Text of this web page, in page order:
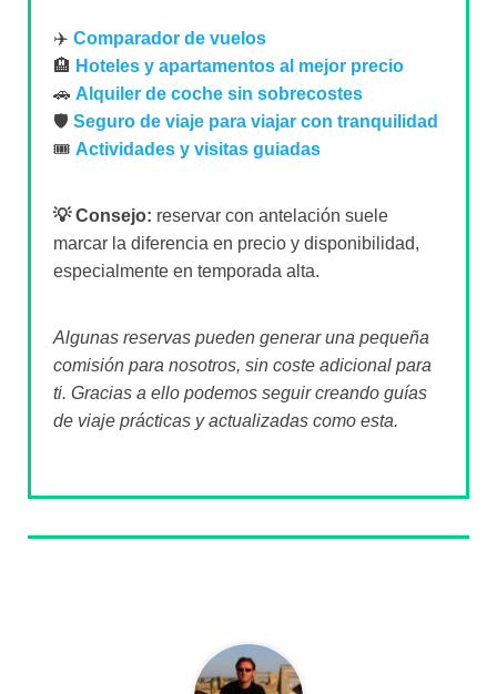
✈️ Comparador de vuelos
🏨 Hoteles y apartamentos al mejor precio
🚗 Alquiler de coche sin sobrecostes
🛡️ Seguro de viaje para viajar con tranquilidad
🎟️ Actividades y visitas guiadas
💡 Consejo: reservar con antelación suele
marcar la diferencia en precio y disponibilidad,
especialmente en temporada alta.
Algunas reservas pueden generar una pequeña
comisión para nosotros, sin coste adicional para
ti. Gracias a ello podemos seguir creando guías
de viaje prácticas y actualizadas como esta.